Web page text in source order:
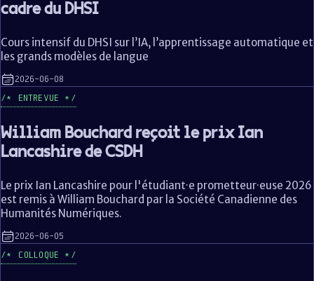
cadre du DHSI
Cours intensif du DHSI sur l’IA, l’apprentissage automatique et
les grands modèles de langue
2026-06-08
ENTREVUE
William Bouchard reçoit le prix Ian
Lancashire de CSDH
Le prix Ian Lancashire pour l'étudiant·e prometteur·euse 2026
est remis à William Bouchard par la Société Canadienne des
Humanités Numériques.
2026-06-05
COLLOQUE